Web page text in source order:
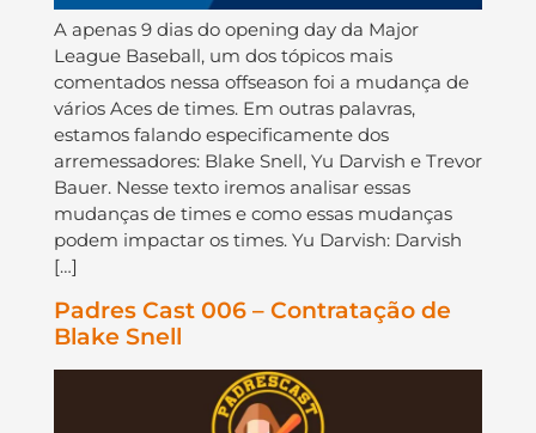
A apenas 9 dias do opening day da Major
League Baseball, um dos tópicos mais
comentados nessa offseason foi a mudança de
vários Aces de times. Em outras palavras,
estamos falando especificamente dos
arremessadores: Blake Snell, Yu Darvish e Trevor
Bauer. Nesse texto iremos analisar essas
mudanças de times e como essas mudanças
podem impactar os times. Yu Darvish: Darvish
[…]
Padres Cast 006 – Contratação de
Blake Snell